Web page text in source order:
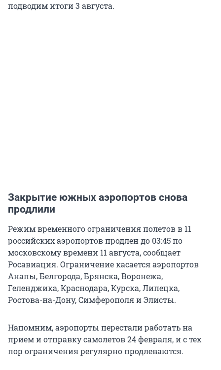
подводим итоги 3 августа.
Закрытие южных аэропортов снова
продлили
Режим временного ограничения полетов в 11
российских аэропортов продлен до 03:45 по
московскому времени 11 августа, сообщает
Росавиация. Ограничение касается аэропортов
Анапы, Белгорода, Брянска, Воронежа,
Геленджика, Краснодара, Курска, Липецка,
Ростова-на-Дону, Симферополя и Элисты.
Напомним, аэропорты перестали работать на
прием и отправку самолетов 24 февраля, и с тех
пор ограничения регулярно продлеваются.